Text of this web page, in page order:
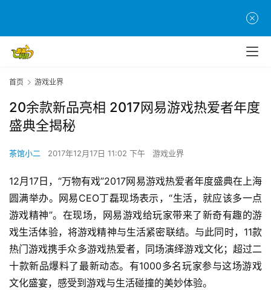
首页 游戏业界
20余款新品亮相 2017网易游戏热爱者年度
盛典全揭秘
茶馆小二 2017年12月17日 11:02 下午 游戏业界
12月17日，“万物有戏”2017网易游戏热爱者年度盛典在上海
圆满举办。网易CEO丁磊现场表示，“生活，就应该多一点
游戏精神”。在现场，网易游戏给玩家带来了新奇有趣的游
戏生活体验，将游戏精神与生活紧密联结。与此同时，11款
热门游戏携手众多游戏热爱者，同场演绎游戏文化；超过二
十款新品爆料了最新动态。有1000多名玩家参与这场游戏
文化盛宴，感受到游戏与生活碰撞的美妙体验。